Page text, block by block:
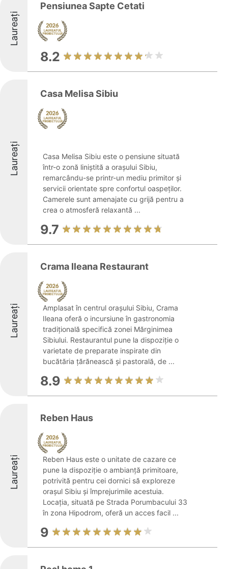
Laureați
Pensiunea Sapte Cetati
8.2
Laureați
Casa Melisa Sibiu
Casa Melisa Sibiu este o pensiune situată
într-o zonă liniștită a orașului Sibiu,
remarcându-se printr-un mediu primitor și
servicii orientate spre confortul oaspeților.
Camerele sunt amenajate cu grijă pentru a
crea o atmosferă relaxantă ...
9.7
Laureați
Crama Ileana Restaurant
Amplasat în centrul orașului Sibiu, Crama
Ileana oferă o incursiune în gastronomia
tradițională specifică zonei Mărginimea
Sibiului. Restaurantul pune la dispoziție o
varietate de preparate inspirate din
bucătăria țărănească și pastorală, de ...
8.9
Laureați
Reben Haus
Reben Haus este o unitate de cazare ce
pune la dispoziție o ambianță primitoare,
potrivită pentru cei dornici să exploreze
orașul Sibiu și împrejurimile acestuia.
Locația, situată pe Strada Porumbacului 33
în zona Hipodrom, oferă un acces facil ...
9